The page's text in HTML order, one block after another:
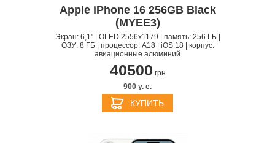
Apple iPhone 16 256GB Black
(MYEE3)
Экран: 6,1" | OLED 2556x1179 | память: 256 ГБ |
ОЗУ: 8 ГБ | процессор: A18 | iOS 18 | корпус:
авиационные алюминий
40500 грн
900 y. e.
КУПИТЬ